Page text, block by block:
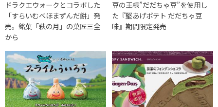
ドラクエウォークとコラボした
「すらいむべほまずんだ餅」発
売。銘菓「萩の月」の菓匠三全
から
豆の王様”だだちゃ豆”を使用し
た『堅あげポテト だだちゃ豆
味』期間限定発売